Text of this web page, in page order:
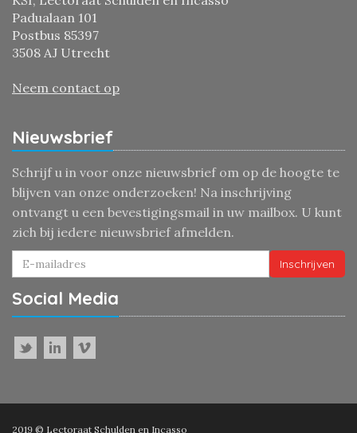
Padualaan 101
Postbus 85397
3508 AJ Utrecht
Neem contact op
Nieuwsbrief
Schrijf u in voor onze nieuwsbrief om op de hoogte te
blijven van onze onderzoeken! Na inschrijving
ontvangt u een bevestigingsmail in uw mailbox. U kunt
zich bij iedere nieuwsbrief afmelden.
Inschrijven
Social Media
2019 © Lectoraat Schulden en Incasso